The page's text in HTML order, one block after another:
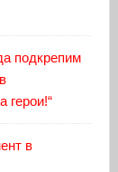
подкрепим
герои!“
в